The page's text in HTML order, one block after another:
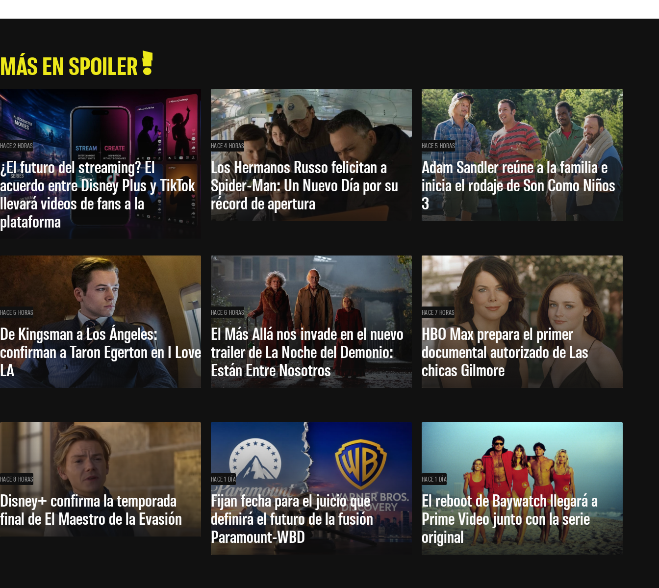
MÁS EN SPOILER
HACE 2 HORAS
¿El futuro del streaming? El
acuerdo entre Disney Plus y TikTok
llevará videos de fans a la
plataforma
HACE 4 HORAS
Los Hermanos Russo felicitan a
Spider-Man: Un Nuevo Día por su
récord de apertura
HACE 5 HORAS
Adam Sandler reúne a la familia e
inicia el rodaje de Son Como Niños
3
HACE 5 HORAS
De Kingsman a Los Ángeles:
confirman a Taron Egerton en I Love
LA
HACE 6 HORAS
El Más Allá nos invade en el nuevo
trailer de La Noche del Demonio:
Están Entre Nosotros
HACE 7 HORAS
HBO Max prepara el primer
documental autorizado de Las
chicas Gilmore
HACE 8 HORAS
Disney+ confirma la temporada
final de El Maestro de la Evasión
HACE 1 DÍA
Fijan fecha para el juicio que
definirá el futuro de la fusión
Paramount-WBD
HACE 1 DÍA
El reboot de Baywatch llegará a
Prime Video junto con la serie
original